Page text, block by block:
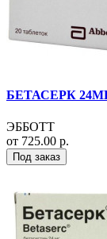
БЕТАСЕРК
ЭББОТТ
от 725.00 р.
Под заказ